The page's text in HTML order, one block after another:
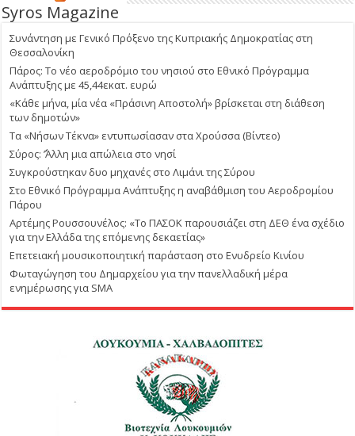
Syros Magazine
Συνάντηση με Γενικό Πρόξενο της Κυπριακής Δημοκρατίας στη
Θεσσαλονίκη
Πάρος: Το νέο αεροδρόμιο του νησιού στο Εθνικό Πρόγραμμα
Ανάπτυξης με 45,44εκατ. ευρώ
«Κάθε μήνα, μία νέα «Πράσινη Αποστολή» βρίσκεται στη διάθεση
των δημοτών»
Τα «Νήσων Τέκνα» εντυπωσίασαν στα Χρούσσα (Βίντεο)
Σύρος: ΄’Άλλη μια απώλεια στο νησί
Συγκρούστηκαν δυο μηχανές στο Λιμάνι της Σύρου
Στο Εθνικό Πρόγραμμα Ανάπτυξης η αναβάθμιση του Αεροδρομίου
Πάρου
Αρτέμης Ρουσσουνέλος: «Το ΠΑΣΟΚ παρουσιάζει στη ΔΕΘ ένα σχέδιο
για την Ελλάδα της επόμενης δεκαετίας»
Επετειακή μουσικοποιητική παράσταση στο Ενυδρείο Κινίου
Φωταγώγηση του Δημαρχείου για την πανελλαδική μέρα
ενημέρωσης για SMA